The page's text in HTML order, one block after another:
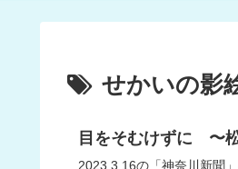
せかいの影
目をそむけずに 〜
2023.3.16の「神奈川新聞